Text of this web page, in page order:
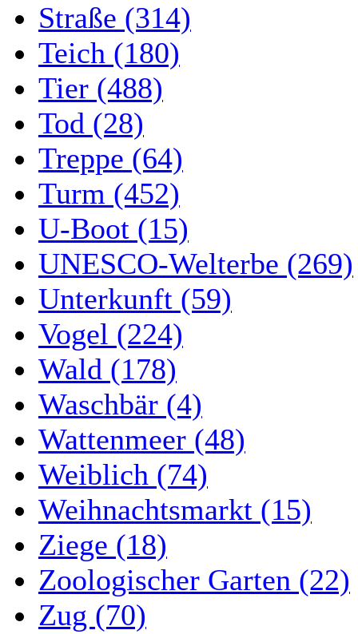
Straße (314)
Teich (180)
Tier (488)
Tod (28)
Treppe (64)
Turm (452)
U-Boot (15)
UNESCO-Welterbe (269)
Unterkunft (59)
Vogel (224)
Wald (178)
Waschbär (4)
Wattenmeer (48)
Weiblich (74)
Weihnachtsmarkt (15)
Ziege (18)
Zoologischer Garten (22)
Zug (70)